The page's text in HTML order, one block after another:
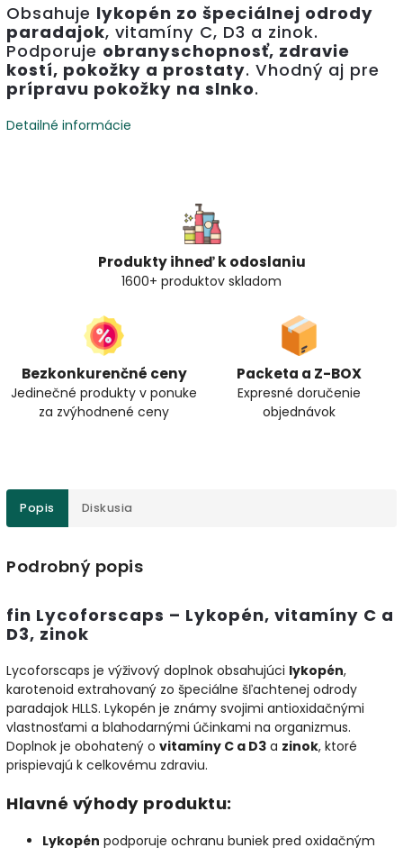
Obsahuje lykopén zo špeciálnej odrody
paradajok, vitamíny C, D3 a zinok.
Podporuje obranyschopnosť, zdravie
kostí, pokožky a prostaty. Vhodný aj pre
prípravu pokožky na slnko.
Detailné informácie
Produkty ihneď k odoslaniu
1600+ produktov skladom
Bezkonkurenčné ceny
Jedinečné produkty v ponuke
za zvýhodnené ceny
Packeta a Z-BOX
Expresné doručenie
objednávok
Popis Diskusia
Podrobný popis
fin Lycoforscaps – Lykopén, vitamíny C a
D3, zinok
Lycoforscaps je výživový doplnok obsahujúci lykopén,
karotenoid extrahovaný zo špeciálne šľachtenej odrody
paradajok HLLS. Lykopén je známy svojimi antioxidačnými
vlastnosťami a blahodarnými účinkami na organizmus.
Doplnok je obohatený o vitamíny C a D3 a zinok, ktoré
prispievajú k celkovému zdraviu.
Hlavné výhody produktu:
Lykopén podporuje ochranu buniek pred oxidačným